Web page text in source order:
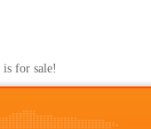
for sale!